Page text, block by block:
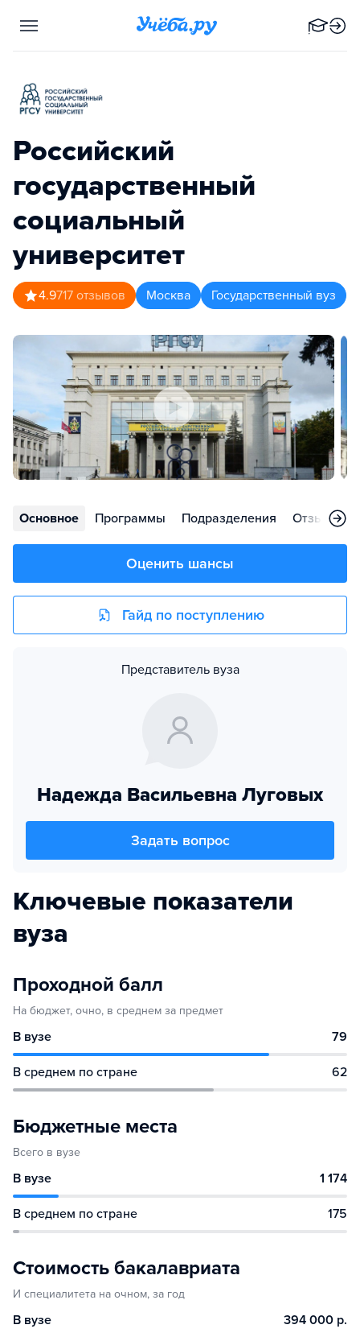
Российский
государственный
социальный
университет
4.9717 отзывов Москва Государственный вуз
Основное Программы Подразделения Отзывы
Оценить шансы
Гайд по поступлению
Представитель вуза
Надежда Васильевна Луговых
Задать вопрос
Ключевые показатели
вуза
Проходной балл
На бюджет, очно, в среднем за предмет
В вузе 79
В среднем по стране 62
Бюджетные места
Всего в вузе
В вузе 1 174
В среднем по стране 175
Стоимость бакалавриата
И специалитета на очном, за год
В вузе 394 000 р.